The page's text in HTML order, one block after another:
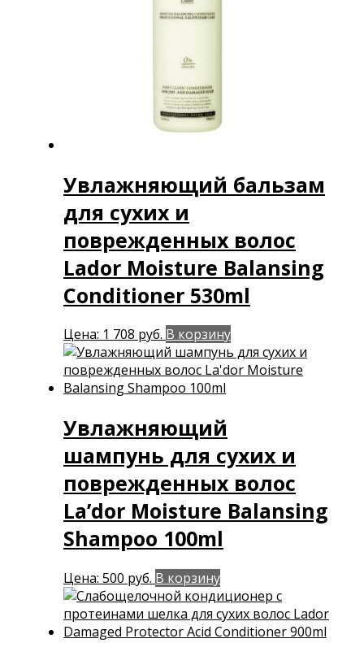
Увлажняющий бальзам
для сухих и
поврежденныx волос
Lador Moisture Balansing
Conditioner 530ml
Цена: 1 708 руб. В корзину
Увлажняющий
шампунь для сухих и
поврежденныx волос
La’dor Moisture Balansing
Shampoo 100ml
Цена: 500 руб. В корзину